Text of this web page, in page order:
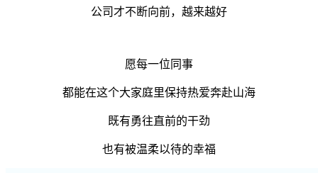
公司才不断向前，越来越好
愿每一位同事
都能在这个大家庭里保持热爱奔赴山海
既有勇往直前的干劲
也有被温柔以待的幸福